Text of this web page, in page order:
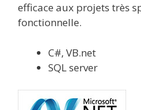
efficace aux projets très
fonctionnelle.
C#, VB.net
SQL server